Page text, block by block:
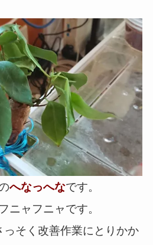
へなっへなです。
ニャフニャです。
っそく改善作業にとりかか